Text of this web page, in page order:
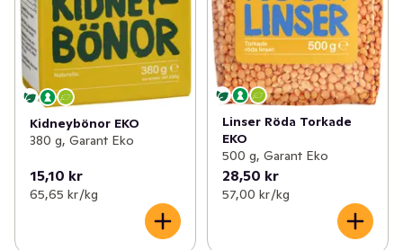
Kidneybönor EKO
380 g, Garant Eko
15,10 kr
65,65 kr /kg
Linser Röda Torkade
EKO
500 g, Garant Eko
28,50 kr
57,00 kr /kg